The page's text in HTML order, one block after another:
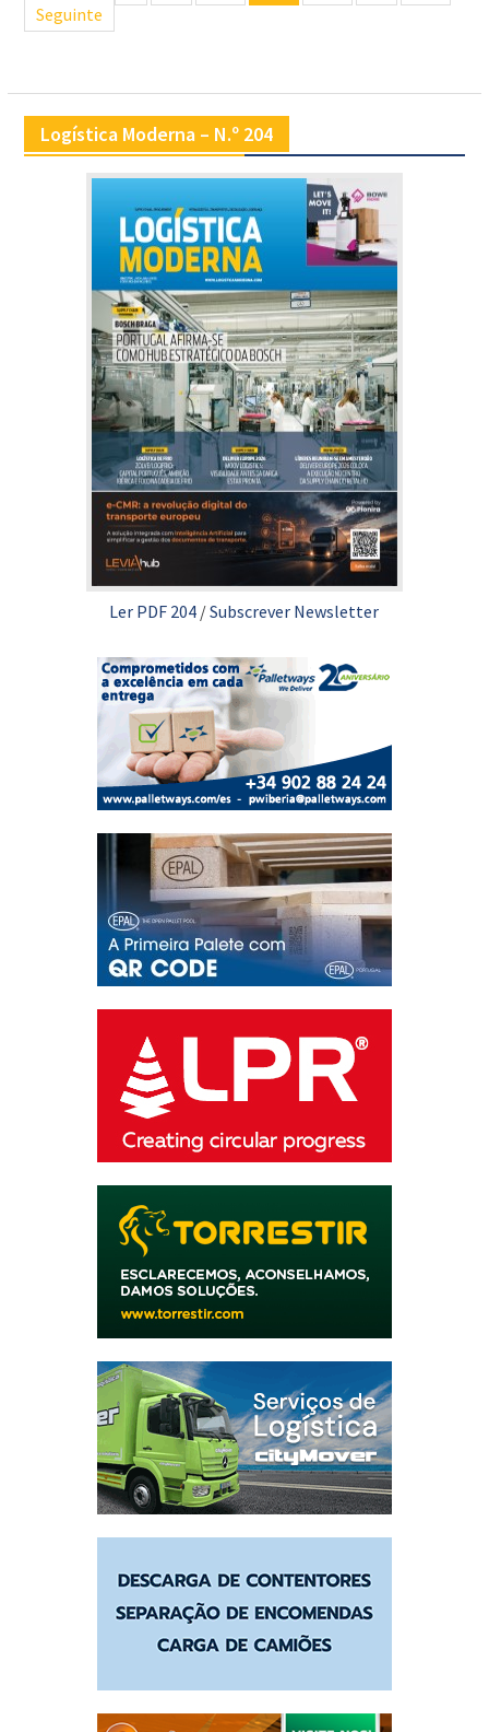
artigos
Seguinte
Logística Moderna – N.º 204
Ler PDF 204 /Subscrever Newsletter